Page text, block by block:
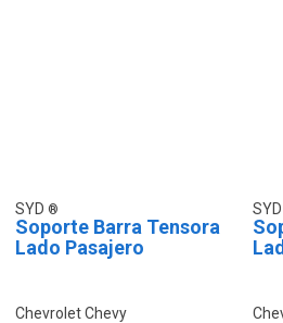
SYD
Soporte Barra Tensora
Lado Pasajero
Chevrolet Chevy
SYD